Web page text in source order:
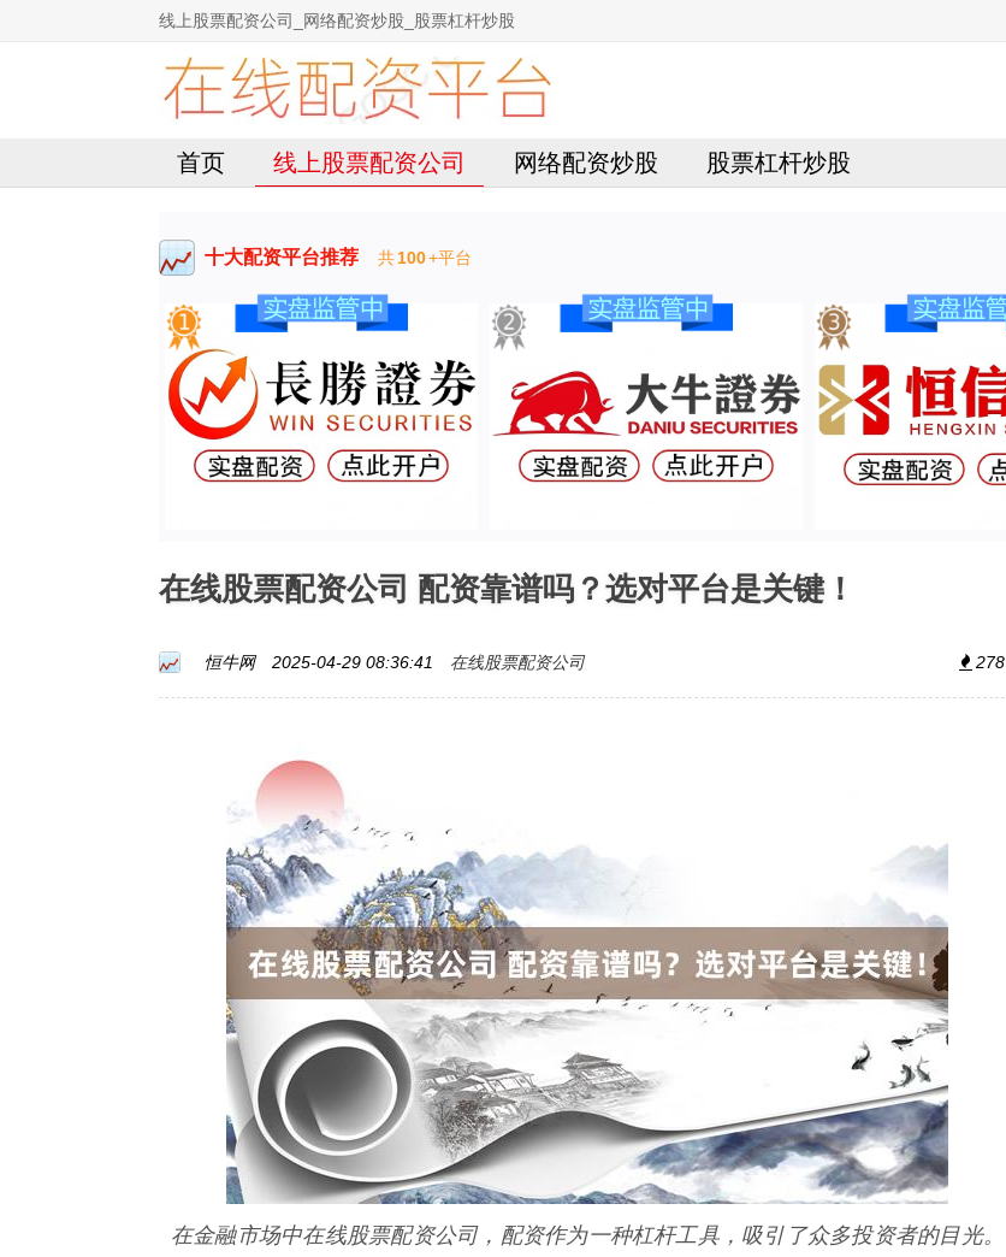
线上股票配资公司_网络配资炒股_股票杠杆炒股
首页 线上股票配资公司 网络配资炒股 股票杠杆炒股
十大配资平台推荐 共100+平台
在线股票配资公司 配资靠谱吗？选对平台是关键！
恒牛网 2025-04-29 08:36:41 在线股票配资公司 278
在金融市场中在线股票配资公司，配资作为一种杠杆工具，吸引了众多投资者的目光。